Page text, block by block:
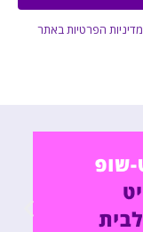
מדיניות הפרטיות באתר